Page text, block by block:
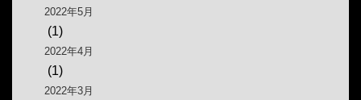
2022年5月
(1)
2022年4月
(1)
2022年3月